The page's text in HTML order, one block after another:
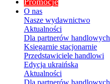
O nas
Nasze wydawnictwo
Aktualności
Dla partnerów handlowych
Księgarnie stacjonarnie
Przedstawiciele handlowi
Edycja ukraińska
Aktualności
Dla partnerów handlowych